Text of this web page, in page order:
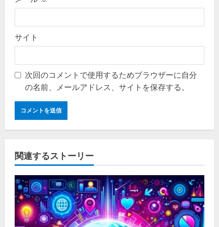
サイト
次回のコメントで使用するためブラウザーに自分
の名前、メールアドレス、サイトを保存する。
関連するストーリー